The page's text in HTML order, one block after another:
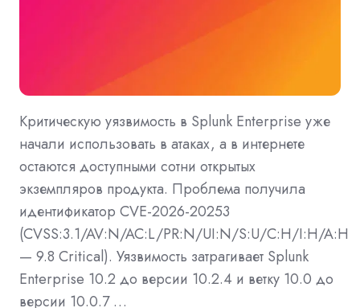
Критическую уязвимость в Splunk Enterprise уже
начали использовать в атаках, а в интернете
остаются доступными сотни открытых
экземпляров продукта. Проблема получила
идентификатор CVE-2026-20253
(CVSS:3.1/AV:N/AC:L/PR:N/UI:N/S:U/C:H/I:H/A:H
— 9.8 Critical). Уязвимость затрагивает Splunk
Enterprise 10.2 до версии 10.2.4 и ветку 10.0 до
версии 10.0.7 …